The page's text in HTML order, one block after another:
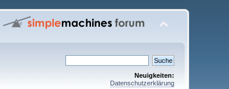
Neuigkeiten:
Datenschutzerklärung